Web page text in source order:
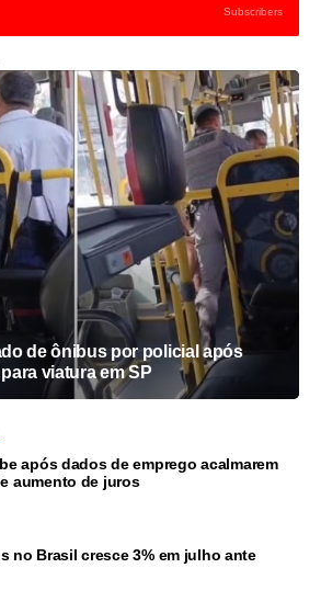
Subscribers
de ônibus por policial após
viatura em SP
após dados de emprego acalmarem
aumento de juros
no Brasil cresce 3% em julho ante